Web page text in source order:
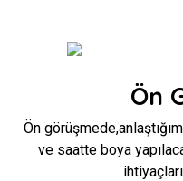
Ön
Ön
ve saatte boya